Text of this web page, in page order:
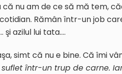
că nu am de ce să mă tem,
Rămân într-un job
azilul lui tata….
simt că nu e bine. Că îmi
într-un trup de carne.